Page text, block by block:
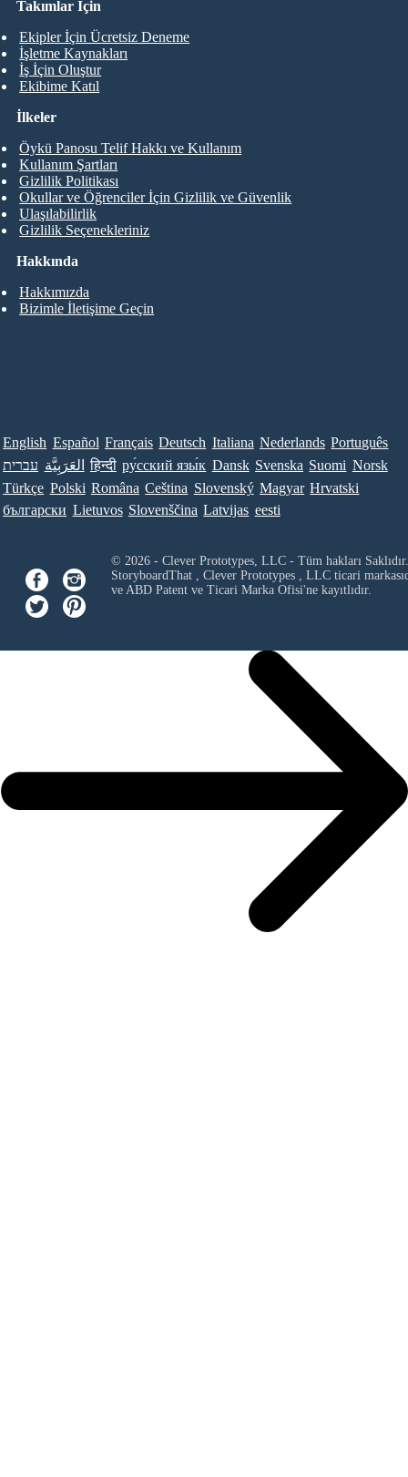
Takımlar İçin
Ekipler İçin Ücretsiz Deneme
İşletme Kaynakları
İş İçin Oluştur
Ekibime Katıl
Hakkında
Hakkımızda
Bizimle İletişime Geçin
İlkeler
Öykü Panosu Telif Hakkı ve Kullanım
Kullanım Şartları
Gizlilik Politikası
Okullar ve Öğrenciler İçin Gizlilik ve Güvenlik
Ulaşılabilirlik
Gizlilik Seçenekleriniz
English Español Français Deutsch Italiana Nederlands Português
עברית العَرَبِيَّة हिन्दी ру́сский язы́к Dansk Svenska Suomi Norsk
Türkçe Polski Româna Ceština Slovenský Magyar Hrvatski
български Lietuvos Slovenščina Latvijas eesti
© 2026 - Clever Prototypes, LLC - Tüm hakları Saklıdır.
StoryboardThat , Clever Prototypes , LLCticari
ve ABD Patent ve Ticari Marka Ofisi'ne kayıtlıdır.